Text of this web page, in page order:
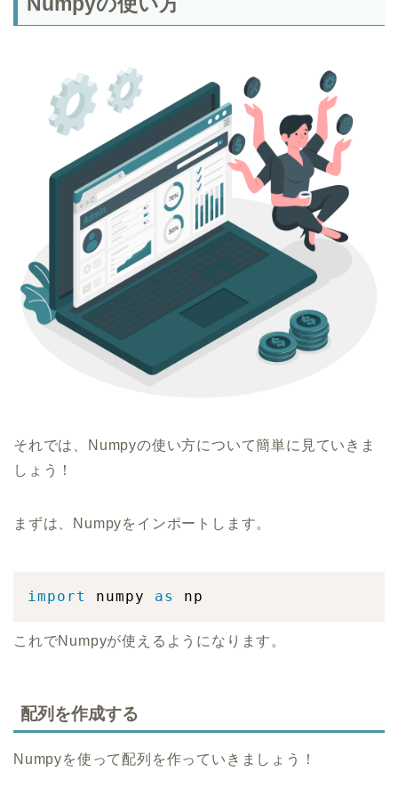
それでは、Numpyの使い方について簡単に見ていきま
しょう！
まずは、Numpyをインポートします。
import numpy as np
これでNumpyが使えるようになります。
配列を作成する
Numpyを使って配列を作っていきましょう！